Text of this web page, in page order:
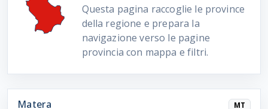
Questa pagina raccoglie le province
della regione e prepara la
navigazione verso le pagine
provincia con mappa e filtri.
Matera MT